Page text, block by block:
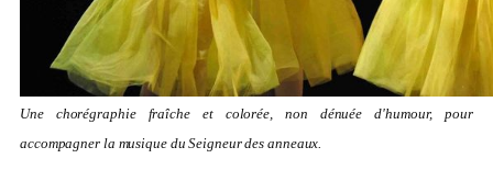
Une chorégraphie fraîche et colorée, non dénuée d'humour, pour
accompagner la musique du Seigneur des anneaux.